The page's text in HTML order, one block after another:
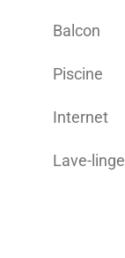
Balcon
Piscine
Internet
Lave-linge